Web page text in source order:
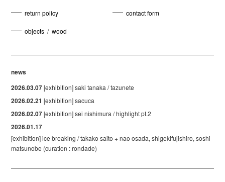
return policy contact form
objects / wood
news
2026.03.07[exhibition] saki tanaka / tazunete
2026.02.21 [exhibition] sacuca
2026.02.07[exhibition] sei nishimura / highlight pt.2
2026.01.17
[exhibition] ice breaking / takako saito + nao osada, shigekifujishiro, soshi
matsunobe (curation : rondade)